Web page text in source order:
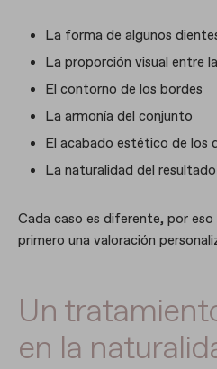
La forma de algunos
La proporción visual entre
El contorno de los bordes
La armonía del conjunto
El acabado estético de los
La naturalidad del
Cada caso es diferente, por
primero una valoración
Un
en la